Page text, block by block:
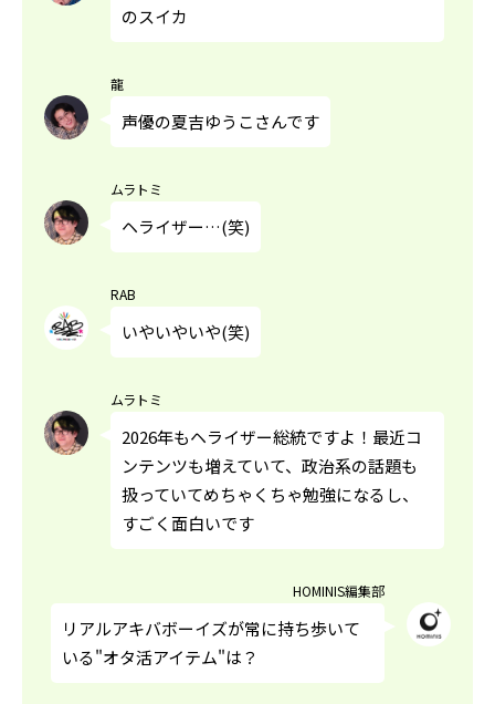
のスイカ
龍
声優の夏吉ゆうこさんです
ムラトミ
ヘライザー…(笑)
RAB
いやいやいや(笑)
ムラトミ
2026年もヘライザー総統ですよ！最近コ
ンテンツも増えていて、政治系の話題も
扱っていてめちゃくちゃ勉強になるし、
すごく面白いです
HOMINIS編集部
リアルアキバボーイズが常に持ち歩いて
いる"オタ活アイテム"は？